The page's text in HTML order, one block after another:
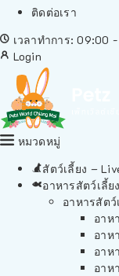
ติดต่อเรา
เวลาทำการ: 09:00
Login
หมวดหมู่
สัตว์เลี้ยง –
อาหารสัตว์เลี้ย
อาหารสัตว์
อาห
อาห
อาห
อาห